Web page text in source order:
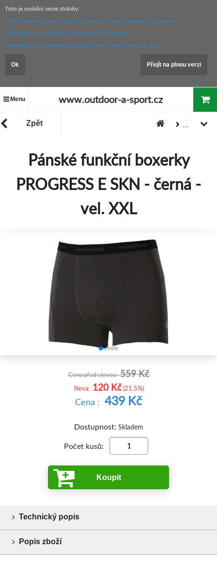
Toto je mobilní verze stránky:
http://www.outdoor-a-sport.cz/katalog/zbozi/obleceni_49/panske-
obleceni/funkcni-pradlo_362/letni_363/prirodni-
materialy_836/produkt/progress-e-skn---cerna---vel.-xxl_3433
Ok Přejít na plnou verzi
Menu www.outdoor-a-sport.cz
Zpět ...
Pánské funkční boxerky
PROGRESS E SKN - černá -
vel. XXL
Cena před slevou:559 Kč
Sleva: 120 Kč (21.5%)
Cena : 439 Kč
Dostupnost: Skladem
Počet kusů:
Koupit
Technický popis
Popis zboží